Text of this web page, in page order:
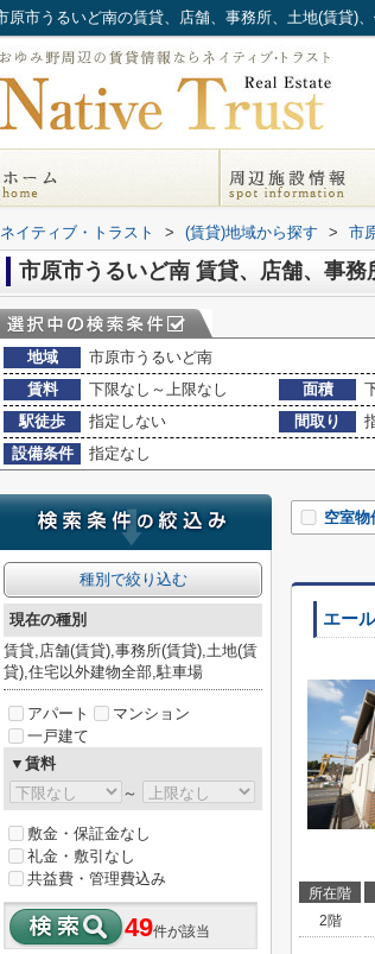
ネイティブ・トラスト > (賃貸)地域から探す > 市
市原市うるいど南 賃貸、店舗、事
地域
市原市うるいど南
賃料
下限なし～上限なし 面積
駅徒歩
指定しない 間取り
設備条件
指定なし
空室物
エー
所在階
2階
種別で絞り込む
現在の種別
賃貸,店舗(賃貸),事務所(賃貸),土地(賃
貸),住宅以外建物全部,駐車場
アパート
マンション
一戸建て
▼賃料
～
敷金・保証金なし
礼金・敷引なし
共益費・管理費込み
49件が該当